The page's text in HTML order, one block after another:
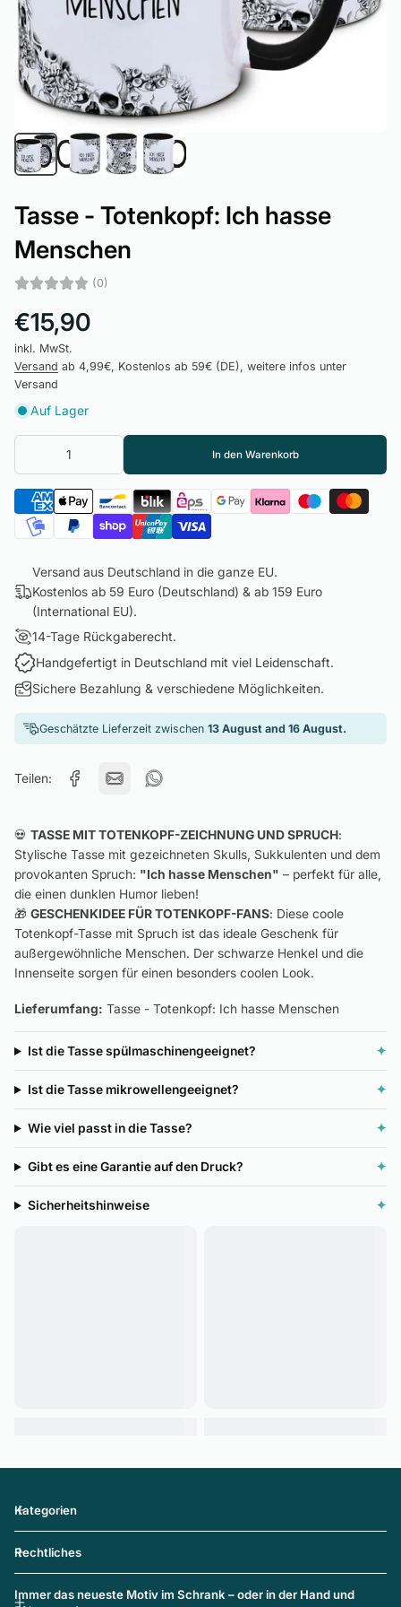
Tasse - Totenkopf: Ich hasse
Menschen
(0)
€15,90
inkl. MwSt.
Versand ab 4,99€, Kostenlos ab 59€ (DE), weitere infos unter
Versand
Auf Lager
In den Warenkorb
Versand aus Deutschland in die ganze EU.
Kostenlos ab 59 Euro (Deutschland) & ab 159 Euro
(International EU).
14-Tage Rückgaberecht.
Handgefertigt in Deutschland mit viel Leidenschaft.
Sichere Bezahlung & verschiedene Möglichkeiten.
Geschätzte Lieferzeit zwischen 13 August and 16 August.
Teilen:
💀 TASSE MIT TOTENKOPF-ZEICHNUNG UND SPRUCH:
Stylische Tasse mit gezeichneten Skulls, Sukkulenten und dem
provokanten Spruch: "Ich hasse Menschen" – perfekt für alle,
die einen dunklen Humor lieben!
🎁 GESCHENKIDEE FÜR TOTENKOPF-FANS: Diese coole
Totenkopf-Tasse mit Spruch ist das ideale Geschenk für
außergewöhnliche Menschen. Der schwarze Henkel und die
Innenseite sorgen für einen besonders coolen Look.
Lieferumfang: Tasse - Totenkopf: Ich hasse Menschen
Ist die Tasse spülmaschinengeeignet? ✦
Ist die Tasse mikrowellengeeignet? ✦
Wie viel passt in die Tasse? ✦
Gibt es eine Garantie auf den Druck? ✦
Sicherheitshinweise ✦
Kategorien
Rechtliches
Immer das neueste Motiv im Schrank – oder in der Hand und